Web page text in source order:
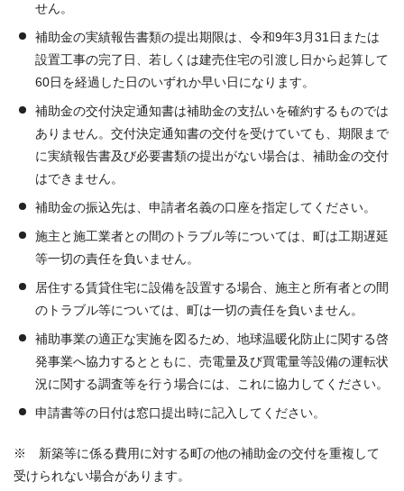
せん。
補助金の実績報告書類の提出期限は、令和9年3月31日または
設置工事の完了日、若しくは建売住宅の引渡し日から起算して
60日を経過した日のいずれか早い日になります。
補助金の交付決定通知書は補助金の支払いを確約するものでは
ありません。交付決定通知書の交付を受けていても、期限まで
に実績報告書及び必要書類の提出がない場合は、補助金の交付
はできません。
補助金の振込先は、申請者名義の口座を指定してください。
施主と施工業者との間のトラブル等については、町は工期遅延
等一切の責任を負いません。
居住する賃貸住宅に設備を設置する場合、施主と所有者との間
のトラブル等については、町は一切の責任を負いません。
補助事業の適正な実施を図るため、地球温暖化防止に関する啓
発事業へ協力するとともに、売電量及び買電量等設備の運転状
況に関する調査等を行う場合には、これに協力してください。
申請書等の日付は窓口提出時に記入してください。
※ 新築等に係る費用に対する町の他の補助金の交付を重複して
受けられない場合があります。